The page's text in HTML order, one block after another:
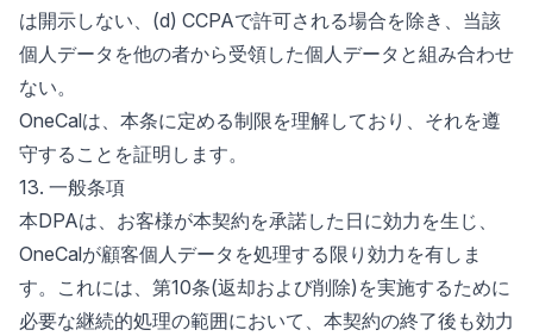
は開示しない、(d) CCPAで許可される場合を除き、当該
個人データを他の者から受領した個人データと組み合わせ
ない。
OneCalは、本条に定める制限を理解しており、それを遵
守することを証明します。
13. 一般条項
本DPAは、お客様が本契約を承諾した日に効力を生じ、
OneCalが顧客個人データを処理する限り効力を有しま
す。これには、第10条(返却および削除)を実施するために
必要な継続的処理の範囲において、本契約の終了後も効力